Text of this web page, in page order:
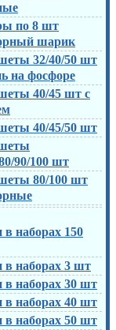
по 8 шт
шарик
32/40/50 шт
на фосфоре
40/45 шт с
40/45/50 шт
90/100 шт
80/100 шт
в наборах 150
в наборах 3 шт
в наборах 30 шт
в наборах 40 шт
в наборах 50 шт